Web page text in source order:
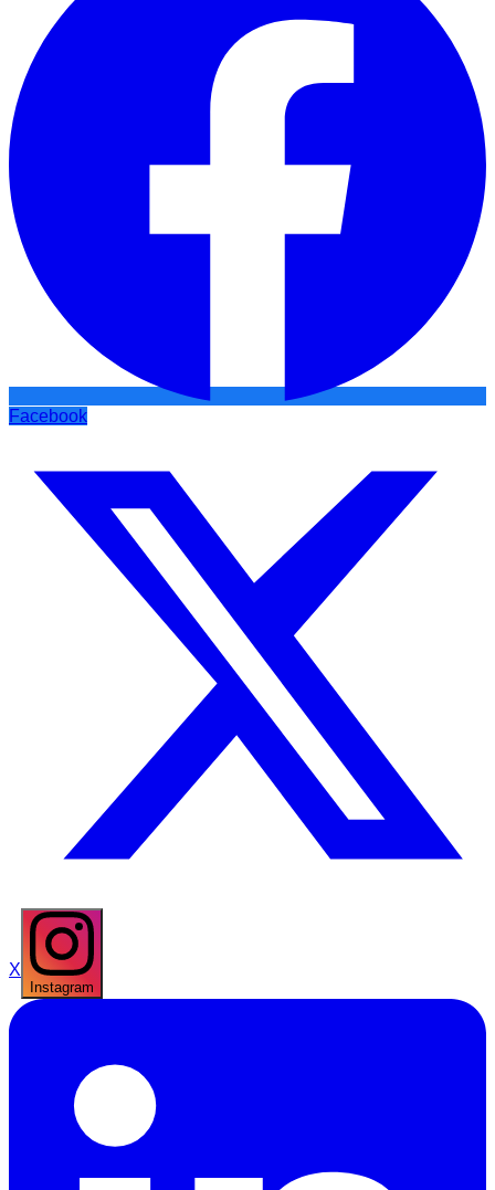
Facebook
X
Instagram